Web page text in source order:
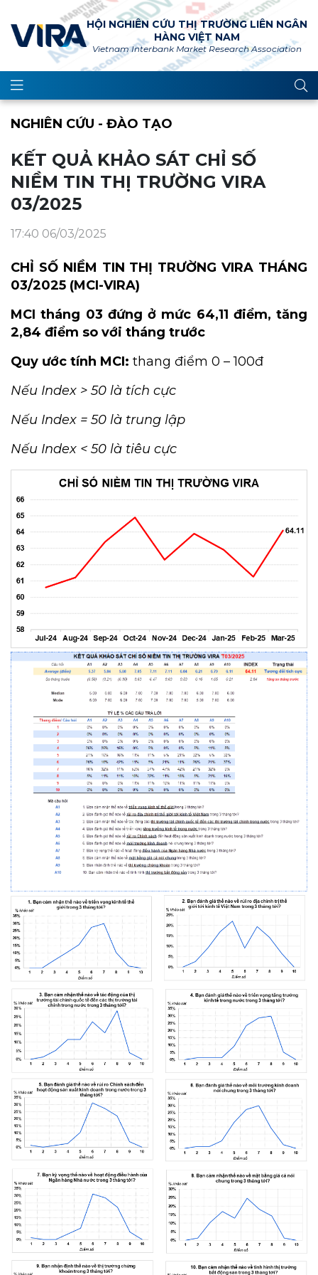
HỘI NGHIÊN CỨU THỊ TRƯỜNG LIÊN NGÂN
HÀNG VIỆT NAM
Vietnam Interbank Market Research Association
NGHIÊN CỨU - ĐÀO TẠO
KẾT QUẢ KHẢO SÁT CHỈ SỐ
NIỀM TIN THỊ TRƯỜNG VIRA
03/2025
17:40 06/03/2025
CHỈ SỐ NIỀM TIN THỊ TRƯỜNG VIRA THÁNG
03/2025 (MCI-VIRA)
MCI tháng 03 đứng ở mức 64,11 điểm, tăng
2,84 điểm so với tháng trước
Quy ước tính MCI: thang điểm 0 – 100đ
Nếu Index > 50 là tích cực
Nếu Index = 50 là trung lập
Nếu Index < 50 là tiêu cực